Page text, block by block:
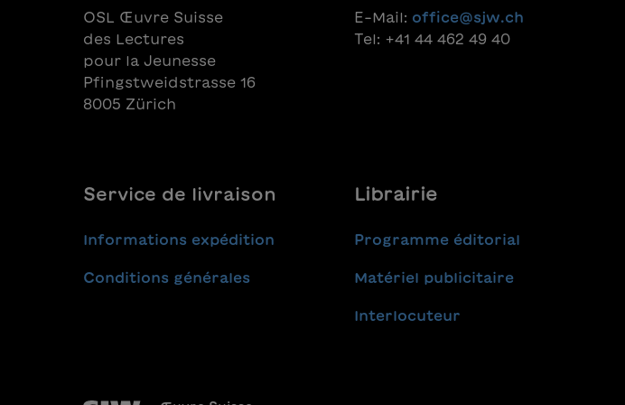
OSL Œuvre Suisse
des Lectures
pour la Jeunesse
Pfingstweidstrasse 16
8005 Zürich
E-Mail: office@sjw.ch
Tel: +41 44 462 49 40
Service de livraison
Informations expédition
Conditions générales
Librairie
Programme éditorial
Matériel publicitaire
Interlocuteur